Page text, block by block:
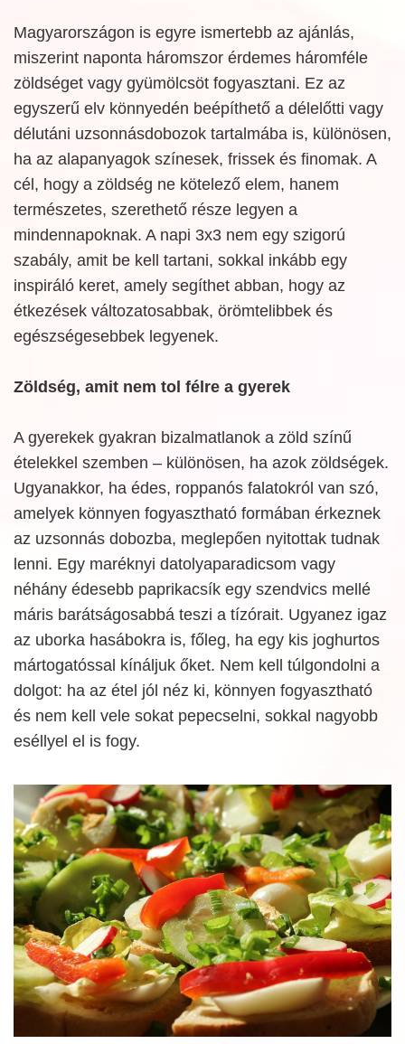
Magyarországon is egyre ismertebb az ajánlás,
miszerint naponta háromszor érdemes háromféle
zöldséget vagy gyümölcsöt fogyasztani. Ez az
egyszerű elv könnyedén beépíthető a délelőtti vagy
délutáni uzsonnásdobozok tartalmába is, különösen,
ha az alapanyagok színesek, frissek és finomak. A
cél, hogy a zöldség ne kötelező elem, hanem
természetes, szerethető része legyen a
mindennapoknak. A napi 3x3 nem egy szigorú
szabály, amit be kell tartani, sokkal inkább egy
inspiráló keret, amely segíthet abban, hogy az
étkezések változatosabbak, örömtelibbek és
egészségesebbek legyenek.
Zöldség, amit nem tol félre a gyerek
A gyerekek gyakran bizalmatlanok a zöld színű
ételekkel szemben – különösen, ha azok zöldségek.
Ugyanakkor, ha édes, roppanós falatokról van szó,
amelyek könnyen fogyasztható formában érkeznek
az uzsonnás dobozba, meglepően nyitottak tudnak
lenni. Egy maréknyi datolyaparadicsom vagy
néhány édesebb paprikacsík egy szendvics mellé
máris barátságosabbá teszi a tízórait. Ugyanez igaz
az uborka hasábokra is, főleg, ha egy kis joghurtos
mártogatóssal kínáljuk őket. Nem kell túlgondolni a
dolgot: ha az étel jól néz ki, könnyen fogyasztható
és nem kell vele sokat pepecselni, sokkal nagyobb
eséllyel el is fogy.